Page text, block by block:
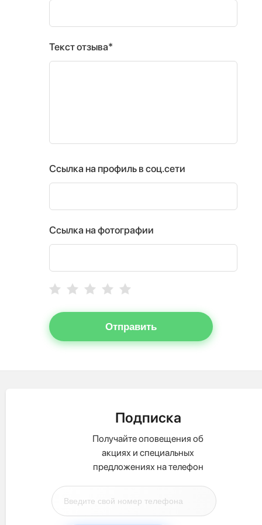
Текст отзыва*
Ссылка на профиль в соц.сети
Ссылка на фотографии
Отправить
Подписка
Получайте оповещения об
акциях и специальных
предложениях на телефон